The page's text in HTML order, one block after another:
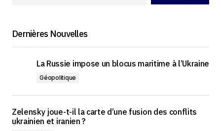
Dernières Nouvelles
La Russie impose un blocus maritime à l’Ukraine
Géopolitique
Zelensky joue-t-il la carte d’une fusion des conflits
ukrainien et iranien ?